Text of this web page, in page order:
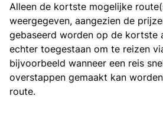
Alleen de kortste mogelijke
weergegeven, aangezien de
gebaseerd worden op de kortste
echter toegestaan om te reizen
bijvoorbeeld wanneer een reis
overstappen gemaakt kan
route.